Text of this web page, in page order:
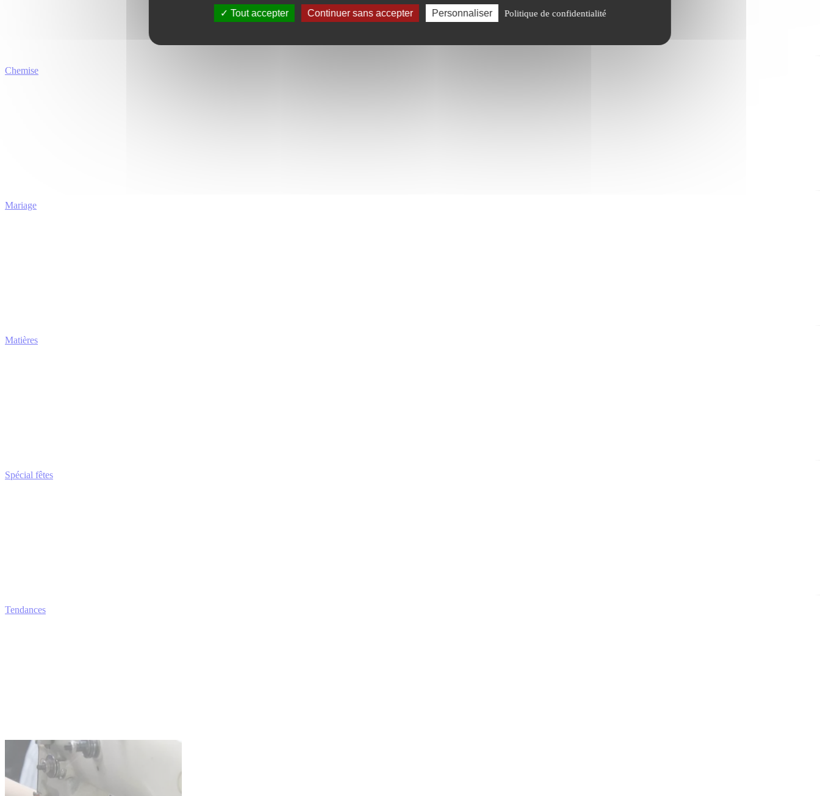
Tout accepter Continuer sans accepter Personnaliser Politique de confidentialité
Chemise
Mariage
Matières
Spécial fêtes
Tendances